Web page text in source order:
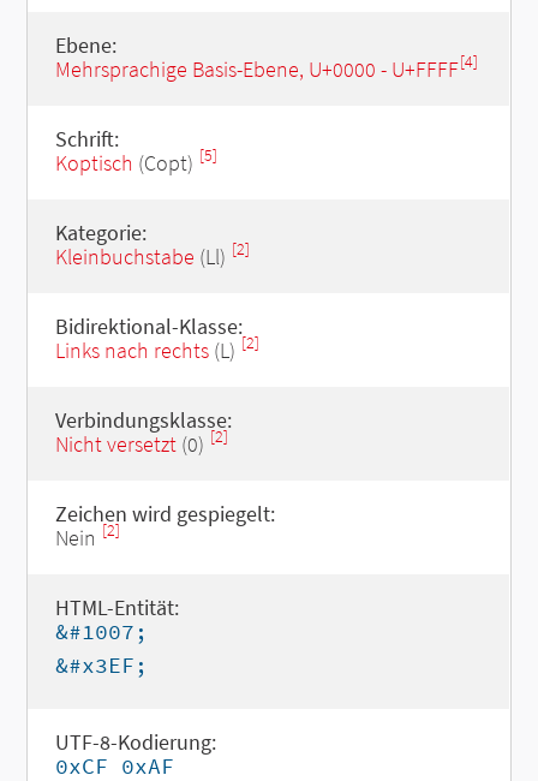
Ebene:
Mehrsprachige Basis-Ebene, U+0000 - U+FFFF[4]
Schrift:
Koptisch (Copt) [5]
Kategorie:
Kleinbuchstabe (Ll) [2]
Bidirektional-Klasse:
Links nach rechts(L) [2]
Verbindungsklasse:
Nicht versetzt(0) [2]
Zeichen wird gespiegelt:
Nein [2]
HTML-Entität:
&#1007;
&#x3EF;
UTF-8-Kodierung:
0xCF 0xAF